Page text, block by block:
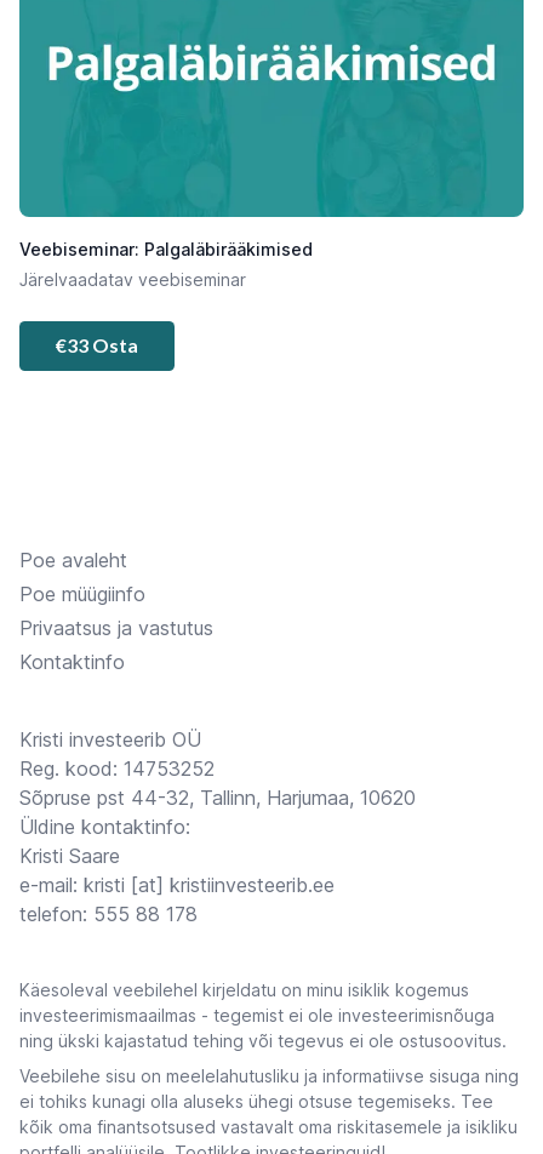
Veebiseminar: Palgaläbirääkimised
Järelvaadatav veebiseminar
€33 Osta
Poe avaleht
Poe müügiinfo
Privaatsus ja vastutus
Kontaktinfo
Kristi investeerib OÜ
Reg. kood: 14753252
Sõpruse pst 44-32, Tallinn, Harjumaa, 10620
Üldine kontaktinfo:
Kristi Saare
e-mail: kristi [at] kristiinvesteerib.ee
telefon: 555 88 178
Käesoleval veebilehel kirjeldatu on minu isiklik kogemus
investeerimismaailmas - tegemist ei ole investeerimisnõuga
ning ükski kajastatud tehing või tegevus ei ole ostusoovitus.
Veebilehe sisu on meelelahutusliku ja informatiivse sisuga ning
ei tohiks kunagi olla aluseks ühegi otsuse tegemiseks. Tee
kõik oma finantsotsused vastavalt oma riskitasemele ja isikliku